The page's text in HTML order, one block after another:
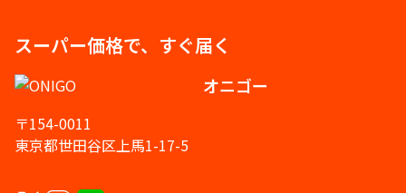
スーパー価格で、すぐ届く
オニゴー
〒154-0011
東京都世田谷区上馬1-17-5